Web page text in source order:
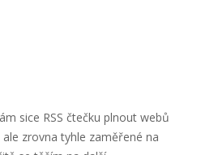
sice RSS čtečku plnout webů
zrovna tyhle zaměřené na